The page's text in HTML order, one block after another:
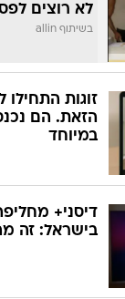
לא רוצים
בשיתוף allin
זוגות
הזאת. הם
במיוחד
דיסני+
בישראל: זה